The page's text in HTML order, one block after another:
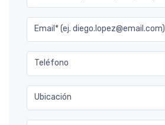
Email* (ej. diego.lopez@email.com)
Teléfono
Ubicación